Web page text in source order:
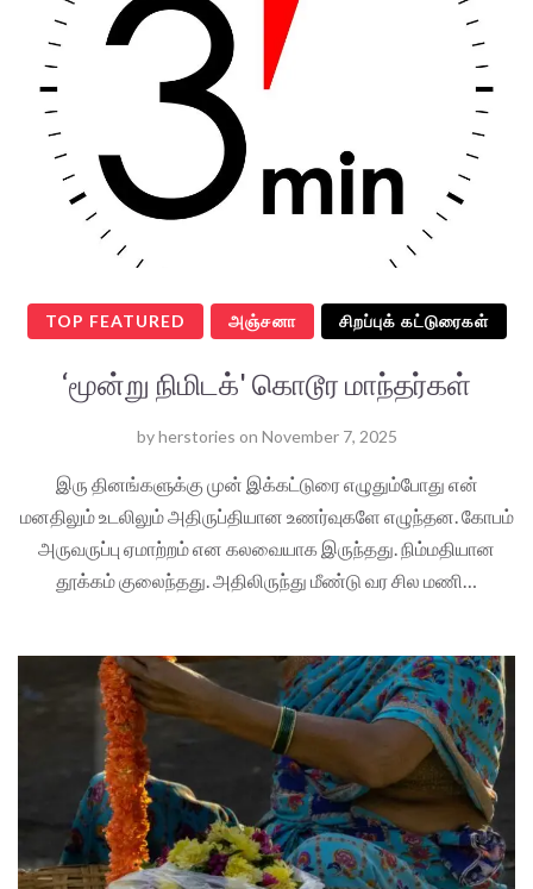
TOP FEATURED அஞ்சனா சிறப்புக் கட்டுரைகள்
‘மூன்று நிமிடக்' கொடூர மாந்தர்கள்
byherstories on November 7, 2025
இரு தினங்களுக்கு முன் இக்கட்டுரை எழுதும்போது என்
மனதிலும் உடலிலும் அதிருப்தியான உணர்வுகளே எழுந்தன. கோபம்
அருவருப்பு ஏமாற்றம் என கலவையாக இருந்தது. நிம்மதியான
தூக்கம் குலைந்தது. அதிலிருந்து மீண்டு வர சில மணி…